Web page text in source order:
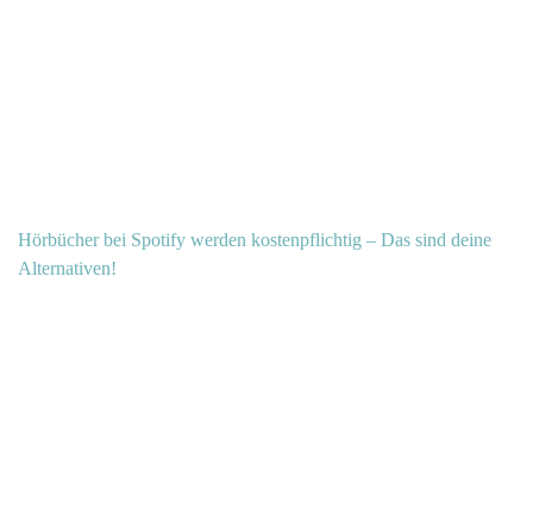
Hörbücher bei Spotify werden kostenpflichtig – Das sind deine
Alternativen!